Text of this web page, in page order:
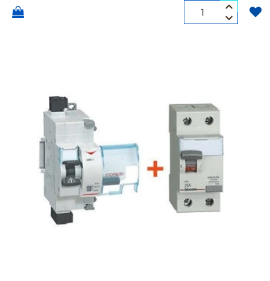
Quantità